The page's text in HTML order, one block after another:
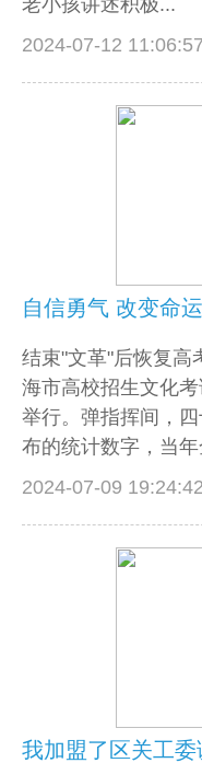
老小孩讲述积极...
2024-07-12 11:06:57
结束"文革"后恢复高
海市高校招生文化
举行。弹指挥间，
布的统计数字，当
2024-07-09 19:24:42
我加盟了区关工委